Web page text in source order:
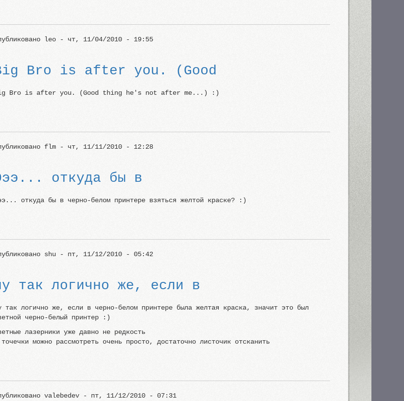
leo- чт, 11/04/2010 - 19:55
Bro is after you. (Good
Bro is after you. (Good thing he's not after me...) :)
flm- чт, 11/11/2010 - 12:28
откуда бы в
откуда бы в черно-белом принтере взяться желтой краске? :)
shu- пт, 11/12/2010 - 05:42
так логично же, если в
так логично же, если в черно-белом принтере была желтая краска, значит это был
черно-белый принтер :)
лазерники уже давно не редкость
можно рассмотреть очень просто, достаточно листочик отсканить
valebedev- пт, 11/12/2010 - 07:31